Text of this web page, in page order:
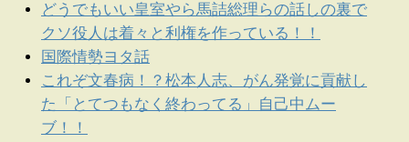
どうでもいい皇室やら馬詰総理らの話しの裏で
クソ役人は着々と利権を作っている！！
国際情勢ヨタ話
これぞ文春病！？松本人志、がん発覚に貢献し
た「とてつもなく終わってる」自己中ムー
ブ！！